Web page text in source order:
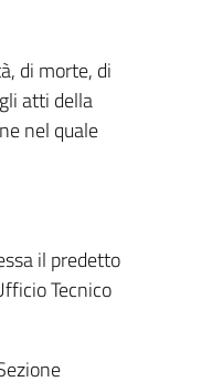
di morte, di
atti della
nel quale
il predetto
Tecnico